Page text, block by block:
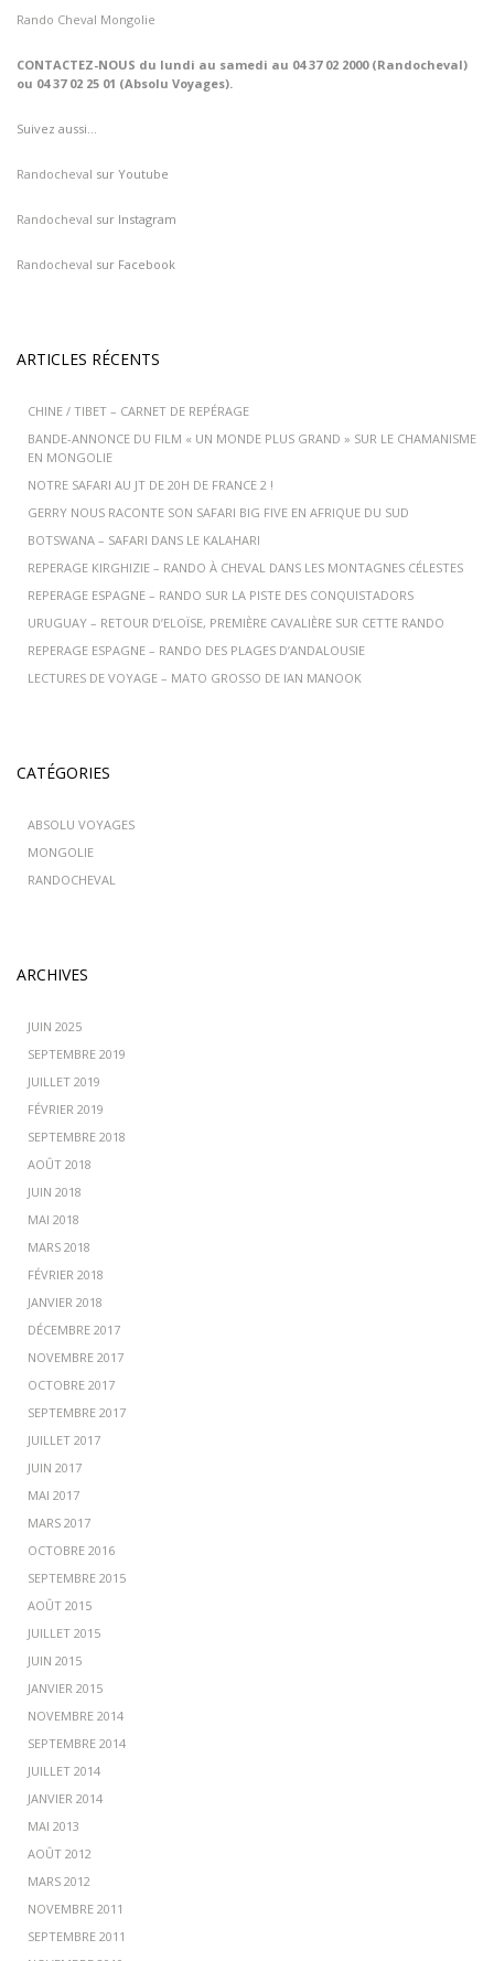
Rando Cheval Mongolie
CONTACTEZ-NOUS du lundi au samedi au 04 37 02 2000 (Randocheval)
ou 04 37 02 25 01 (Absolu Voyages).
Suivez aussi…
Randocheval sur Youtube
Randocheval sur Instagram
Randocheval sur Facebook
ARTICLES RÉCENTS
CHINE / TIBET – CARNET DE REPÉRAGE
BANDE-ANNONCE DU FILM « UN MONDE PLUS GRAND » SUR LE CHAMANISME
EN MONGOLIE
NOTRE SAFARI AU JT DE 20H DE FRANCE 2 !
GERRY NOUS RACONTE SON SAFARI BIG FIVE EN AFRIQUE DU SUD
BOTSWANA – SAFARI DANS LE KALAHARI
REPERAGE KIRGHIZIE – RANDO À CHEVAL DANS LES MONTAGNES CÉLESTES
REPERAGE ESPAGNE – RANDO SUR LA PISTE DES CONQUISTADORS
URUGUAY – RETOUR D’ELOÏSE, PREMIÈRE CAVALIÈRE SUR CETTE RANDO
REPERAGE ESPAGNE – RANDO DES PLAGES D’ANDALOUSIE
LECTURES DE VOYAGE – MATO GROSSO DE IAN MANOOK
CATÉGORIES
ABSOLU VOYAGES
MONGOLIE
RANDOCHEVAL
ARCHIVES
JUIN 2025
SEPTEMBRE 2019
JUILLET 2019
FÉVRIER 2019
SEPTEMBRE 2018
AOÛT 2018
JUIN 2018
MAI 2018
MARS 2018
FÉVRIER 2018
JANVIER 2018
DÉCEMBRE 2017
NOVEMBRE 2017
OCTOBRE 2017
SEPTEMBRE 2017
JUILLET 2017
JUIN 2017
MAI 2017
MARS 2017
OCTOBRE 2016
SEPTEMBRE 2015
AOÛT 2015
JUILLET 2015
JUIN 2015
JANVIER 2015
NOVEMBRE 2014
SEPTEMBRE 2014
JUILLET 2014
JANVIER 2014
MAI 2013
AOÛT 2012
MARS 2012
NOVEMBRE 2011
SEPTEMBRE 2011